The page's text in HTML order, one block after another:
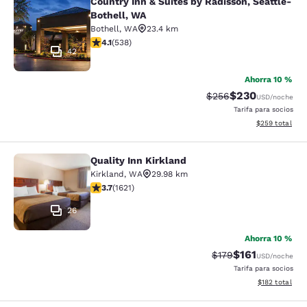
Country Inn & Suites by Radisson,
42
Bothell, WA
Bothell, WA
23.4 km
Calificación de 4.09 estrellas. Muy bueno. 538 reseñas
4.1(538)
Ahorra 10 %
Tarifa tachada:
$256Tarifa reducida:
$230USD/noche
Tarifa para socios
Ver detalles
$259 total
Quality Inn Kirkland
26
Quality Inn Kirkland
Kirkland, WA
29.98 km
Calificación de 3.69 estrellas. Bueno. 1621 reseñas
3.7(1621)
Ahorra 10 %
Tarifa tachada:
$179Tarifa reducida:
$161USD/noche
Tarifa para socios
Ver detalles
$182 total